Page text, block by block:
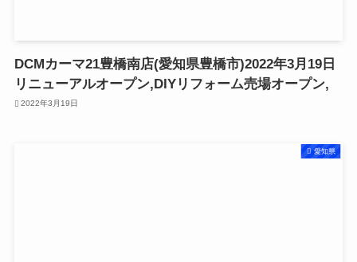
DCMカーマ21豊橋南店(愛知県豊橋市)2022年3月19日
リニューアルオープン,DIYリフォーム売場オープン,
2022年3月19日
愛知県